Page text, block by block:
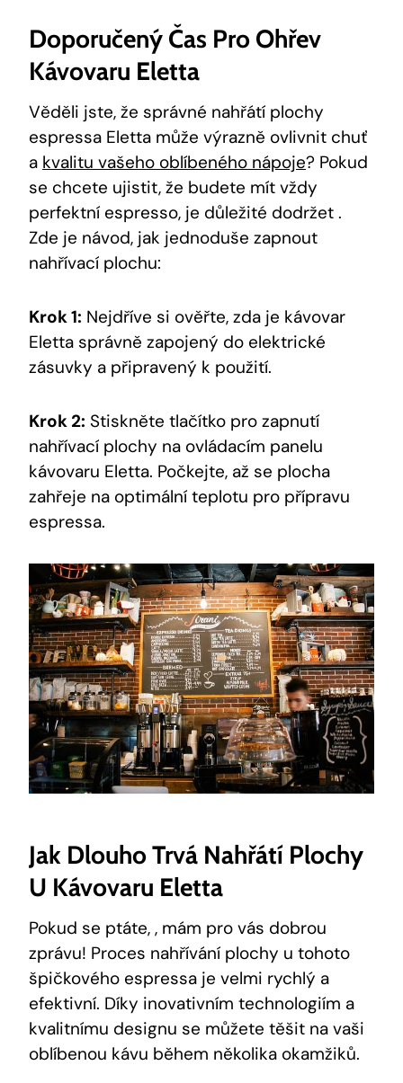
Doporučený Čas Pro Ohřev
Kávovaru Eletta
Věděli jste, že správné nahřátí plochy
espressa Eletta může výrazně ovlivnit chuť
a kvalitu vašeho oblíbeného nápoje? Pokud
se chcete ujistit, že budete mít vždy
perfektní espresso, je důležité dodržet .
Zde je návod, jak jednoduše zapnout
nahřívací plochu:
Krok 1: Nejdříve si ověřte, zda je kávovar
Eletta správně zapojený do elektrické
zásuvky a připravený k použití.
Krok 2: Stiskněte tlačítko pro zapnutí
nahřívací plochy na ovládacím panelu
kávovaru Eletta. Počkejte, až se plocha
zahřeje na optimální teplotu pro přípravu
espressa.
Jak Dlouho Trvá Nahřátí Plochy
U Kávovaru Eletta
Pokud se ptáte, , mám pro vás dobrou
zprávu! Proces nahřívání plochy u tohoto
špičkového espressa je velmi rychlý a
efektivní. Díky inovativním technologiím a
kvalitnímu designu se můžete těšit na vaši
oblíbenou kávu během několika okamžiků.